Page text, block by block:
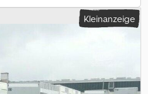
Kleinanzeige